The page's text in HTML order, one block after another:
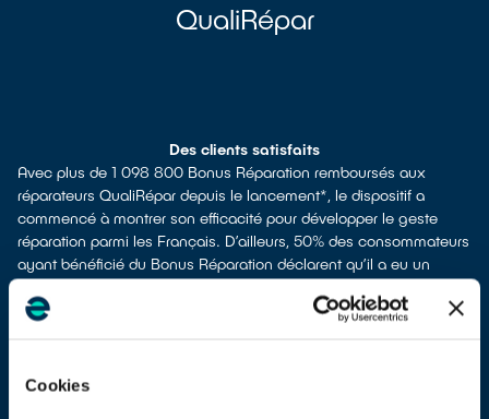
Cookies
QualiRépar
Des clients satisfaits
Avec plus de 1 098 800 Bonus Réparation remboursés aux
réparateurs QualiRépar depuis le lancement*, le dispositif a
commencé à montrer son efficacité pour développer le geste
réparation parmi les Français. D’ailleurs, 50% des consommateurs
ayant bénéficié du Bonus Réparation déclarent qu’il a eu un
appareil**.
réseau QualiRépar.